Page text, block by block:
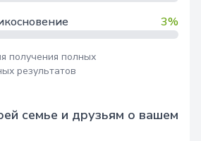
3%
получения полных
результатов
семье и друзьям о вашем